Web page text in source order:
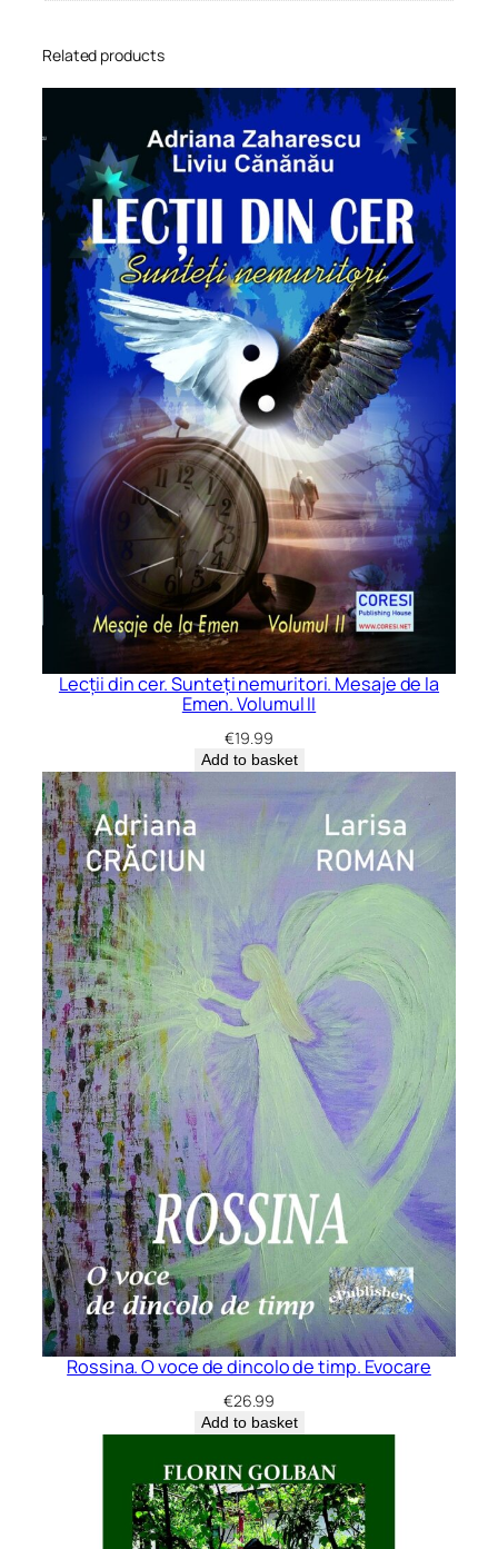
Related products
Lecții din cer. Sunteți nemuritori. Mesaje de la
Emen. Volumul II
€19.99
Add to basket
Rossina. O voce de dincolo de timp. Evocare
€26.99
Add to basket